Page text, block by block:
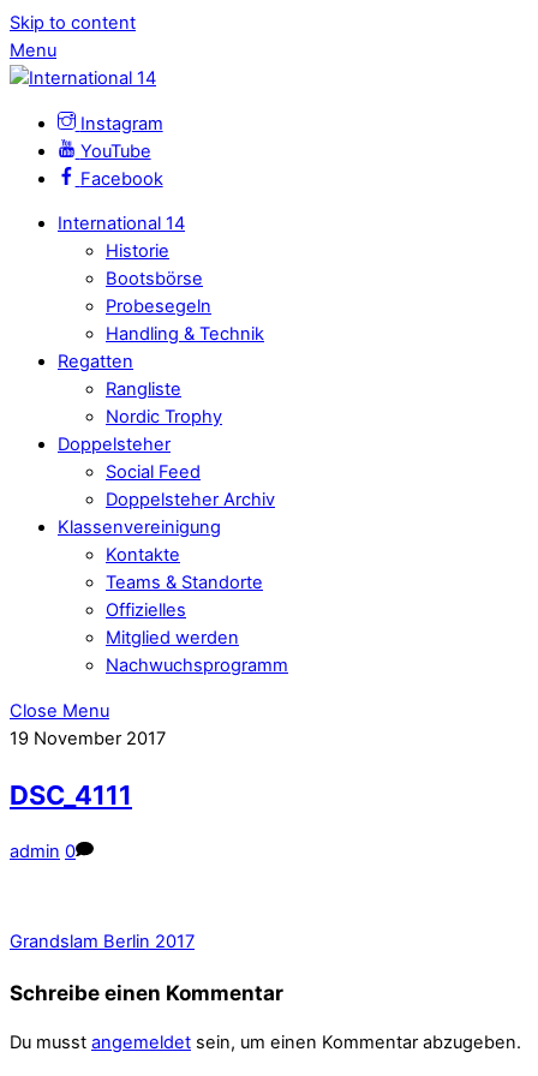
Skip to content
Menu
Instagram
YouTube
Facebook
International 14
Historie
Bootsbörse
Probesegeln
Handling & Technik
Regatten
Rangliste
Nordic Trophy
Doppelsteher
Social Feed
Doppelsteher Archiv
Klassenvereinigung
Kontakte
Teams & Standorte
Offizielles
Mitglied werden
Nachwuchsprogramm
Close Menu
19 November 2017
DSC_4111
admin 0
Grandslam Berlin 2017
Schreibe einen Kommentar
Du musst angemeldet sein, um einen Kommentar abzugeben.